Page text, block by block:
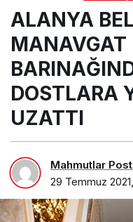
ALANYA
MANAVGAT
DOSTLARA
UZATTI
Mahmutlar Post
29 Temmuz 2021,